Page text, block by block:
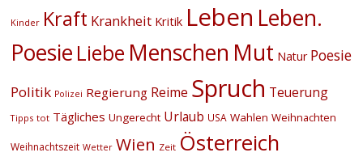
Kinder Kraft Krankheit Kritik Leben Leben.
Poesie Liebe Menschen Mut Natur Poesie
Politik Polizei Regierung Reime Spruch Teuerung
Tipps tot Tägliches Ungerecht Urlaub USA Wahlen Weihnachten
Weihnachtszeit Wetter Wien Zeit Österreich